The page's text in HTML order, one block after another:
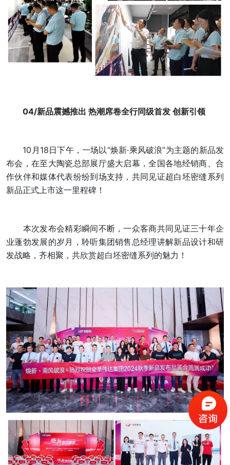
04/新品震撼推出 热潮席卷全行同级首发 创新引领
10月18日下午，一场以“焕新·乘风破浪”为主题的新品发
布会，在至大陶瓷总部展厅盛大启幕，全国各地经销商、合
作伙伴和媒体代表纷纷到场支持，共同见证超白坯密缝系列
新品正式上市这一里程碑！
本次发布会精彩瞬间不断，一众客商共同见证三十年企
业蓬勃发展的岁月，聆听集团销售总经理讲解新品设计和研
发战略，齐相聚，共欣赏超白坯密缝系列的魅力！